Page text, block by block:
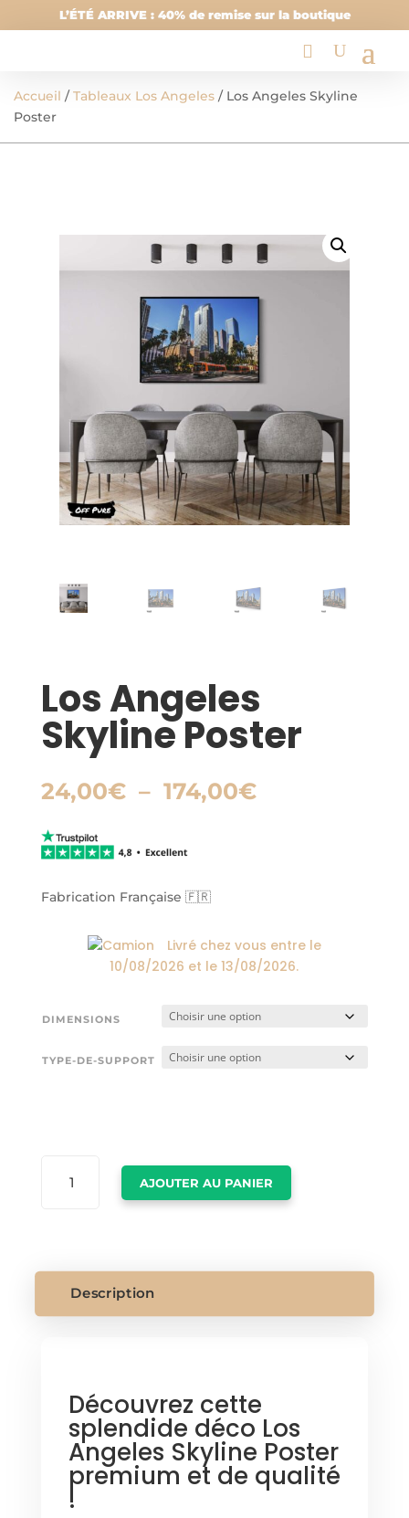
L’ÉTÉ ARRIVE : 40% de remise sur la boutique
Accueil /Tableaux Los Angeles / Los Angeles Skyline
Poster
Los Angeles
Skyline Poster
24,00€ – 174,00€Plage
Fabrication Française 🇫🇷
Livré chez vous entre le
10/08/2026 et le13/08/2026.
DIMENSIONS
TYPE-DE-SUPPORT
POSTER
AJOUTER AU PANIER
Description
Découvrez cette
splendide déco Los
Angeles Skyline Poster
premium et de qualité
!